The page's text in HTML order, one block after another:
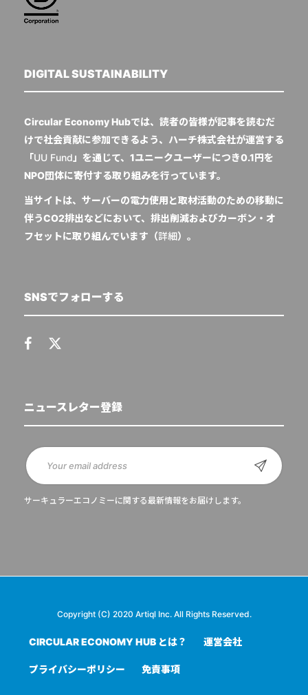
DIGITAL SUSTAINABILITY
Circular Economy Hubでは、読者の皆様が記事を読むだ
けで社会貢献に参加できるよう、ハーチ株式会社が運営する
「UU Fund 」を通じて、1ユニークユーザーにつき0.1円を
NPO団体に寄付する取り組みを行っています。
当サイトは、サーバーの電力使用と取材活動のための移動に
伴うCO2排出などにおいて、排出削減およびカーボン・オ
フセットに取り組んでいます（詳細）。
SNSでフォローする
ニュースレター登録
サーキュラーエコノミーに関する最新情報をお届けします。
Copyright (C) 2020 Artiql Inc. All Rights Reserved.
CIRCULAR ECONOMY HUB とは？ 運営会社
プライバシーポリシー 免責事項